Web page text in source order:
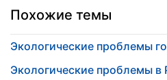
Похожие темы
Экологические проблемы
Экологические проблемы в